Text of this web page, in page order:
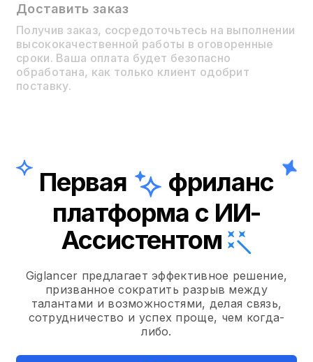
Доставить заказ
Получив заказ, сосредоточьтесь на выполнении
высококачественной работы в оговоренные
сроки. Ваша оплата будет безопасно
обработана, как только клиент одобрит
поставку.
Первая
фриланс
платформа с ИИ-
Ассистентом
Giglancer предлагает эффективное решение,
призванное сократить разрыв между
талантами и возможностями, делая связь,
сотрудничество и успех проще, чем когда-
либо.